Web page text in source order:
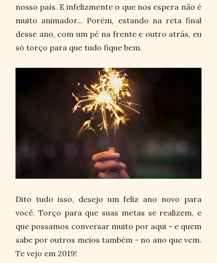
nosso país. E infelizmente o que nos espera não é
muito animador... Porém, estando na reta final
desse ano, com um pé na frente e outro atrás, eu
só torço para que tudo fique bem.
Dito tudo isso, desejo um feliz ano novo para
você. Torço para que suas metas se realizem, e
que possamos conversar muito por aqui - e quem
sabe por outros meios também - no ano que vem.
Te vejo em 2019!